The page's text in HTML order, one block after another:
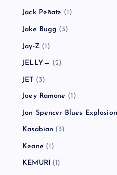
Jack Peñate (1)
Jake Bugg (3)
Jay-Z(1)
JELLY→ (2)
JET (3)
Joey Ramone (1)
Jon Spencer Blues Explosion
Kasabian (3)
Keane (1)
KEMURI (1)